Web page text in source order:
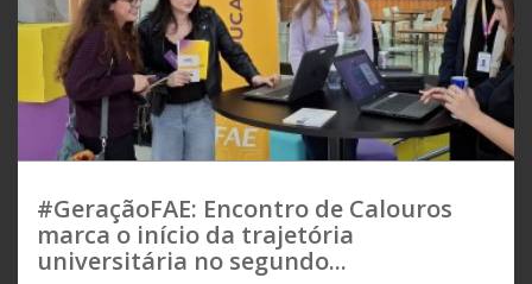
#GeraçãoFAE: Encontro de Calouros
marca o início da trajetória
universitária no segundo...